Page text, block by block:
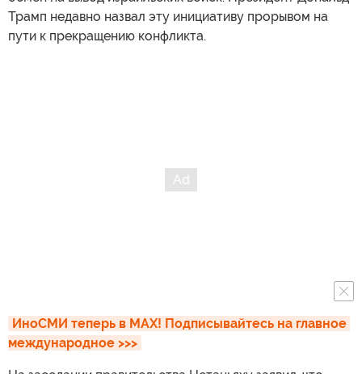
Трамп недавно назвал эту инициативу прорывом на
пути к прекращению конфликта.
ИноСМИ теперь в MAX! Подписывайтесь на главное
международное >>>